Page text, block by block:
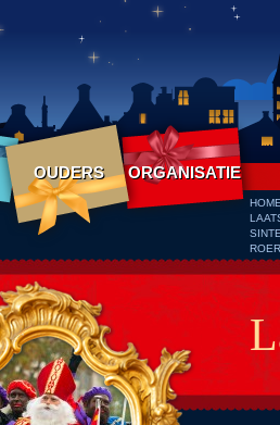
OUDERS ORGANISATIE